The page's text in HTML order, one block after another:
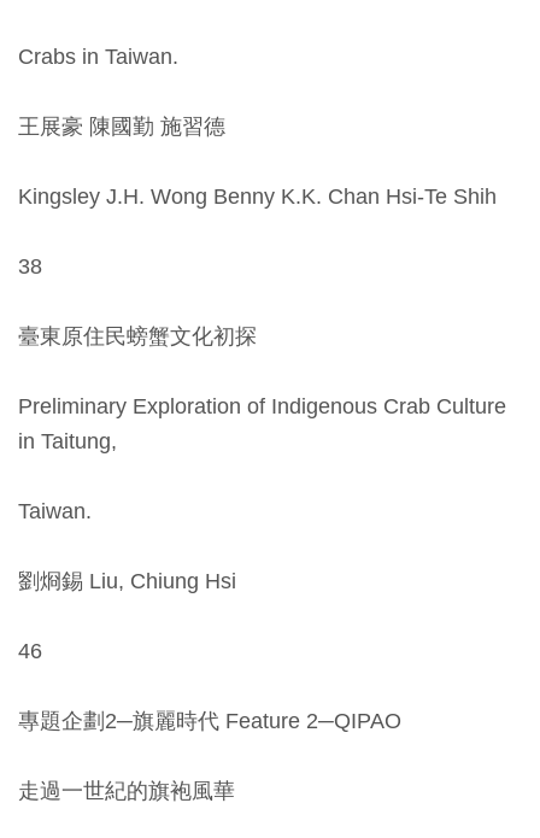
料
放
告
作
首
頁
友
措
服
Crabs in Taiwan.
王展豪 陳國勤 施習德
Kingsley J.H. Wong Benny K.K. Chan Hsi-Te Shih
38
臺東原住民螃蟹文化初探
Preliminary Exploration of Indigenous Crab Culture
in Taitung,
Taiwan.
劉烱錫 Liu, Chiung Hsi
46
專題企劃2─旗麗時代 Feature 2─QIPAO
走過一世紀的旗袍風華